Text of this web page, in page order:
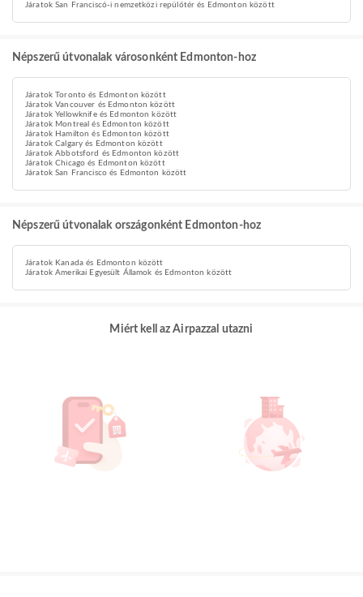
Járatok San Franciscó-i nemzetközi repülőtér és Edmonton között
Népszerű útvonalak városonként Edmonton-hoz
Járatok Toronto és Edmonton között
Járatok Vancouver és Edmonton között
Járatok Yellowknife és Edmonton között
Járatok Montreal és Edmonton között
Járatok Hamilton és Edmonton között
Járatok Calgary és Edmonton között
Járatok Abbotsford és Edmonton között
Járatok Chicago és Edmonton között
Járatok San Francisco és Edmonton között
Népszerű útvonalak országonként Edmonton-hoz
Járatok Kanada és Edmonton között
Járatok Amerikai Egyesült Államok és Edmonton között
Miért kell az Airpazzal utazni